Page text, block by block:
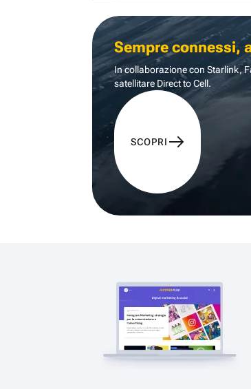
Sempre connessi,
In collaborazione con Starlink,
satellitare Direct to Cell.
SCOPRI